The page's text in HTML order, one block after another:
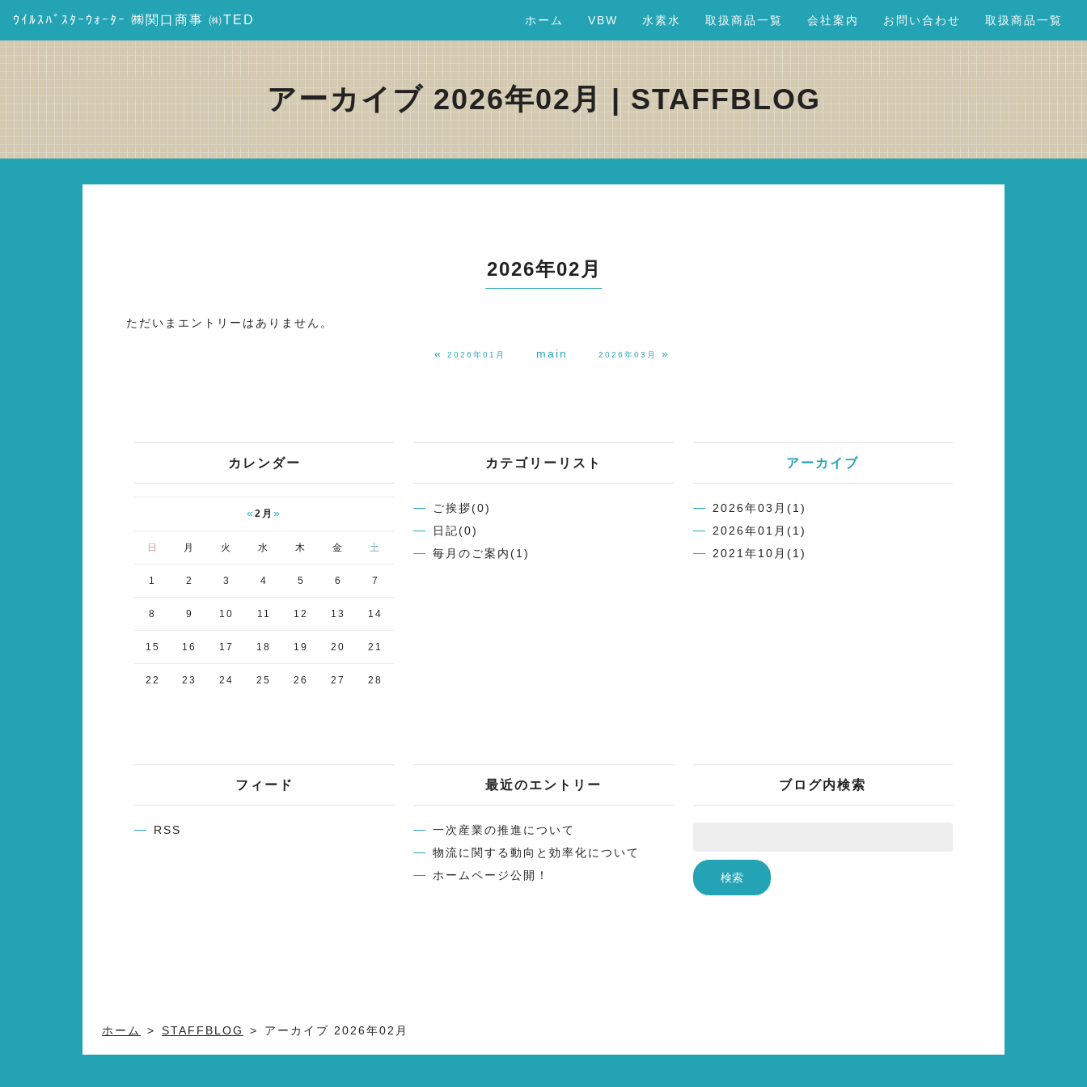
ｳｲﾙｽﾊﾞｽﾀｰｳｫｰﾀｰ ㈱関口商事 ㈱TED ホーム VBW 水素水 取扱商品一覧 会社案内 お問い合わせ 取扱商品一覧
アーカイブ 2026年02月 | STAFFBLOG
2026年02月
ただいまエントリーはありません。
« 2026年01月 main 2026年03月 »
カレンダー
« 2月 »
日 月 火 水 木 金 土
1 2 3 4 5 6 7
8 9 10 11 12 13 14
15 16 17 18 19 20 21
22 23 24 25 26 27 28
カテゴリーリスト
ご挨拶(0)
日記(0)
毎月のご案内(1)
アーカイブ
2026年03月(1)
2026年01月(1)
2021年10月(1)
フィード
RSS
最近のエントリー
一次産業の推進について
物流に関する動向と効率化について
ホームページ公開！
ブログ内検索
ホーム STAFFBLOG アーカイブ 2026年02月